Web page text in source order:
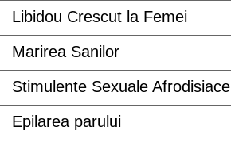
Libidou Crescut la Femei
Marirea Sanilor
Stimulente Sexuale Afrodisiace
Epilarea parului